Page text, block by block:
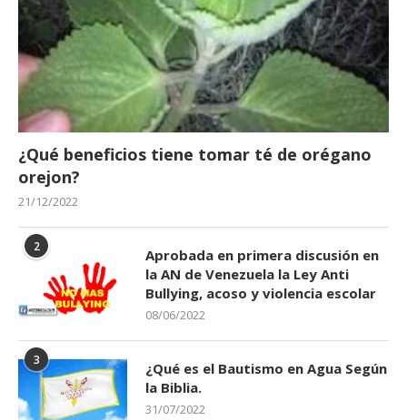
¿Qué beneficios tiene tomar té de orégano
orejon?
21/12/2022
2
Aprobada en primera discusión en
la AN de Venezuela la Ley Anti
Bullying, acoso y violencia escolar
08/06/2022
3
¿Qué es el Bautismo en Agua Según
la Biblia.
31/07/2022